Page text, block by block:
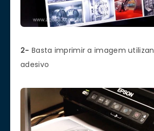
2- Basta imprimir a imagem
adesivo